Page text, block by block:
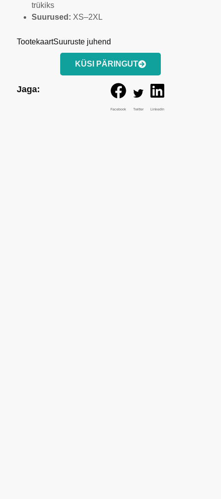
trükiks
Suurused: XS–2XL
TootekaartSuuruste juhend
KÜSI PÄRINGUT
Jaga:
Facebook Twitter LinkedIn